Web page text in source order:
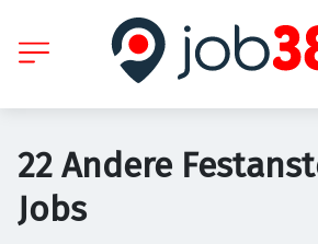
22 Andere
Jobs